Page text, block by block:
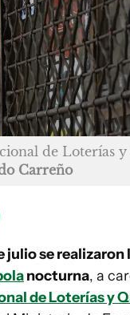
de Loterías
Carreño
julio se
nocturna, a
de Loterías y